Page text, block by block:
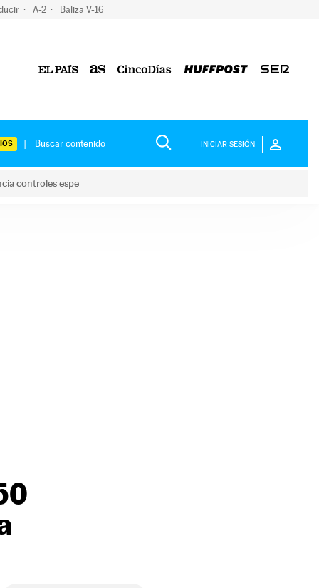
A-2 Baliza V-16
INICIAR SESIÓN
controles espe